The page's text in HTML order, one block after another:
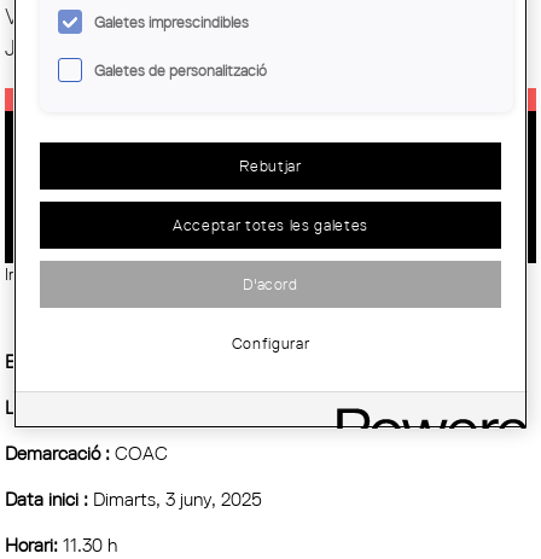
Visites COAC
Jornades
DIÀLEG SOBRE SENSELLARISME I
DRET A L’HABITATGE
Imatge: "Sensellarisme. De l’assistencialisme al reconeixement de drets"
Entitat Organitzadora :
Vàries entitats
Lloc:
Sala Mirador (Plaça Nova 5, 8a planta)
Demarcació :COAC
Data inici : Dimarts, 3 juny, 2025
Horari:11.30 h
Galetes imprescindibles
Galetes de personalització
Rebutjar
Acceptar totes les galetes
D'acord
Configurar